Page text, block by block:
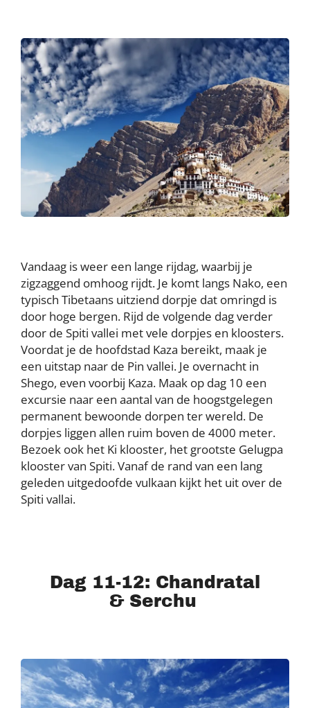
Vandaag is weer een lange rijdag, waarbij je
zigzaggend omhoog rijdt. Je komt langs Nako, een
typisch Tibetaans uitziend dorpje dat omringd is
door hoge bergen. Rijd de volgende dag verder
door de Spiti vallei met vele dorpjes en kloosters.
Voordat je de hoofdstad Kaza bereikt, maak je
een uitstap naar de Pin vallei. Je overnacht in
Shego, even voorbij Kaza. Maak op dag 10 een
excursie naar een aantal van de hoogstgelegen
permanent bewoonde dorpen ter wereld. De
dorpjes liggen allen ruim boven de 4000 meter.
Bezoek ook het Ki klooster, het grootste Gelugpa
klooster van Spiti. Vanaf de rand van een lang
geleden uitgedoofde vulkaan kijkt het uit over de
Spiti vallai.
Dag 11-12: Chandratal
& Serchu